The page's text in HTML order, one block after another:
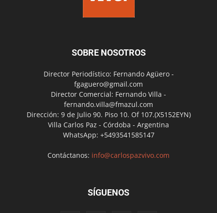
SOBRE NOSOTROS
Director Periodístico: Fernando Agüero -
fgaguero@gmail.com
Director Comercial: Fernando Villa -
fernando.villa@fmazul.com
Dirección: 9 de Julio 90. Piso 10. Of 107.(X5152EYN)
Villa Carlos Paz - Córdoba - Argentina
WhatsApp: +5493541585147
Contáctanos: info@carlospazvivo.com
SÍGUENOS